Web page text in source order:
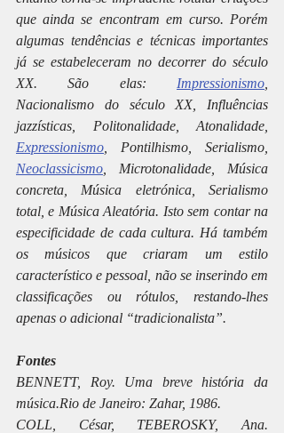
que ainda se encontram em curso. Porém
algumas tendências e técnicas importantes
já se estabeleceram no decorrer do século
XX. São elas: Impressionismo
Nacionalismo do século XX, Influências
Expressionismo
Neoclassicismo , Microtonalidade, Música
concreta, Música eletrónica, Serialismo
total, e Música Aleatória. Isto sem contar na
especificidade de cada cultura. Há também
os músicos que criaram um estilo
característico e pessoal, não se inserindo em
classificações ou rótulos, restando-lhes
apenas o adicional “tradicionalista”.
Fontes
BENNETT, Roy. Uma breve história da
música.Rio de Janeiro: Zahar, 1986.
COLL, César, TEBEROSKY, Ana.